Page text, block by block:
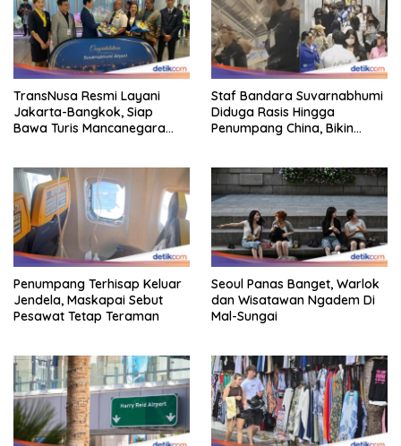
TransNusa Resmi Layani
Jakarta-Bangkok, Siap
Bawa Turis Mancanegara
Staf Bandara Suvarnabhumi
Diduga Rasis Hingga
Penumpang China, Bikin
Penumpang Terhisap Keluar
Jendela, Maskapai Sebut
Pesawat Tetap Teraman
Seoul Panas Banget, Warlok
dan Wisatawan Ngadem Di
Mal-Sungai